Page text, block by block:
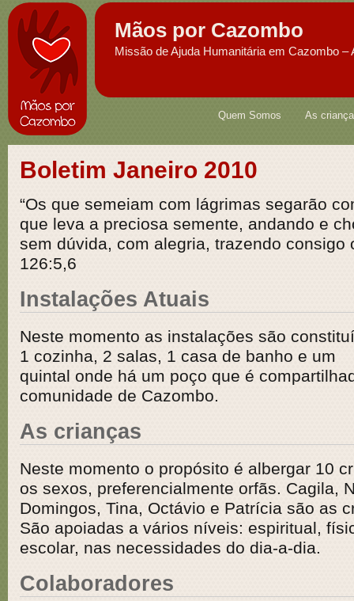
Mãos por Cazombo
Missão de Ajuda Humanitária em Cazombo –
Quem Somos As
Boletim Janeiro 2010
“Os que semeiam com lágrimas segarão
que leva a preciosa semente, andando e
sem dúvida, com alegria, trazendo consigo
126:5,6
Instalações Atuais
Neste momento as instalações são
1 cozinha, 2 salas, 1 casa de banho e um
quintal onde há um poço que é
comunidade de Cazombo.
As crianças
Neste momento o propósito é albergar 10
os sexos, preferencialmente orfãs. Cagila,
Domingos, Tina, Octávio e Patrícia são as
São apoiadas a vários níveis: espiritual,
escolar, nas necessidades do dia-a-dia.
Colaboradores